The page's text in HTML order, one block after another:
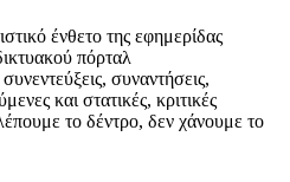
ένθετο της εφημερίδας
πόρταλ
συναντήσεις,
και στατικές, κριτικές
το δέντρο, δεν χάνουμε το